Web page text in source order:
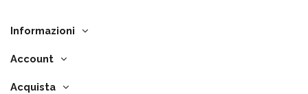
Informazioni
Account
Acquista